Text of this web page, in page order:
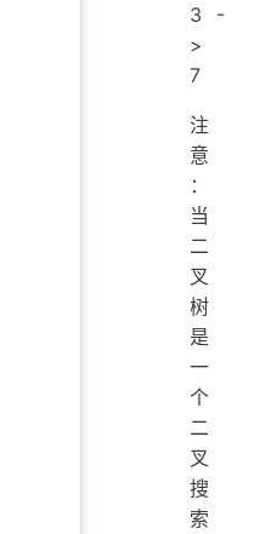
3 -
>
7
注
意
：
当
二
叉
树
是
一
个
二
叉
搜
索